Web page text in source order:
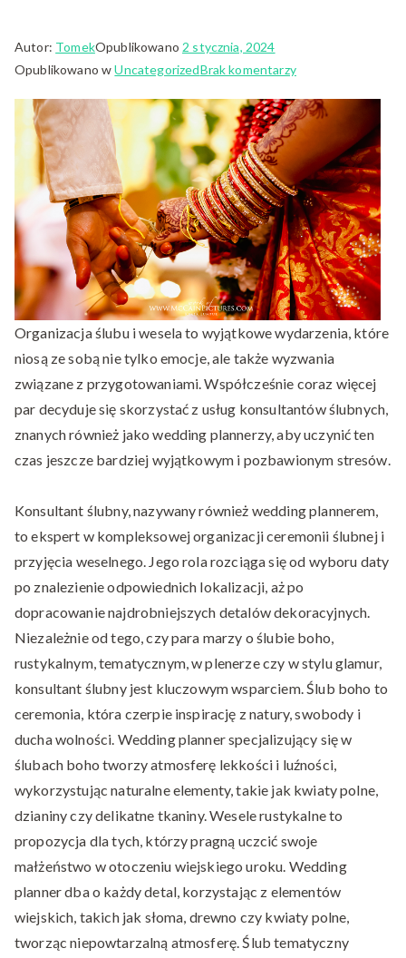
Autor: TomekOpublikowano 2 stycznia, 2024
Opublikowano wUncategorizedBrak komentarzydo
w
Plenerze:
Ceremonia
na
Świeżym
Powietrzu
z
Profesjonalnym
Dotykiem
Organizacja ślubu i wesela to wyjątkowe wydarzenia, które
niosą ze sobą nie tylko emocje, ale także wyzwania
związane z przygotowaniami. Współcześnie coraz więcej
par decyduje się skorzystać z usług konsultantów ślubnych,
znanych również jako wedding plannerzy, aby uczynić ten
czas jeszcze bardziej wyjątkowym i pozbawionym stresów.
Konsultant ślubny, nazywany również wedding plannerem,
to ekspert w kompleksowej organizacji ceremonii ślubnej i
przyjęcia weselnego. Jego rola rozciąga się od wyboru daty
po znalezienie odpowiednich lokalizacji, aż po
dopracowanie najdrobniejszych detalów dekoracyjnych.
Niezależnie od tego, czy para marzy o ślubie boho,
rustykalnym, tematycznym, w plenerze czy w stylu glamur,
konsultant ślubny jest kluczowym wsparciem. Ślub boho to
ceremonia, która czerpie inspirację z natury, swobody i
ducha wolności. Wedding planner specjalizujący się w
ślubach boho tworzy atmosferę lekkości i luźności,
wykorzystując naturalne elementy, takie jak kwiaty polne,
dzianiny czy delikatne tkaniny. Wesele rustykalne to
propozycja dla tych, którzy pragną uczcić swoje
małżeństwo w otoczeniu wiejskiego uroku. Wedding
planner dba o każdy detal, korzystając z elementów
wiejskich, takich jak słoma, drewno czy kwiaty polne,
tworząc niepowtarzalną atmosferę. Ślub tematyczny